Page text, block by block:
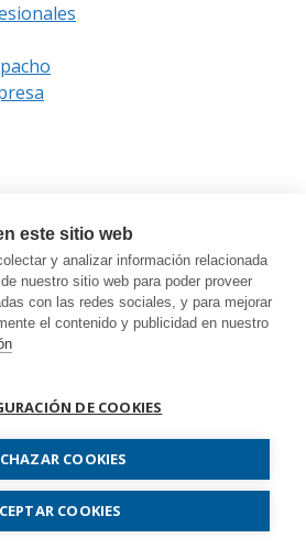
Todos los derechos
este sitio web
y analizar información relacionada
nuestro sitio web para poder proveer
con las redes sociales, y para mejorar
el contenido y publicidad en nuestro
DE COOKIES
COOKIES
COOKIES